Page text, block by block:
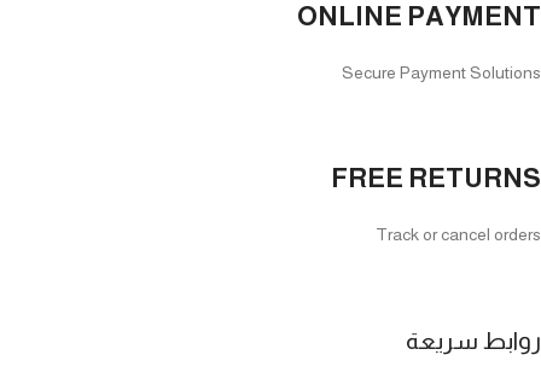
FREE RETURNS
Track or cancel orders
ONLINE PAYMENT
Secure Payment Solutions
روابط سريعة